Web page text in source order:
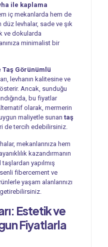
ile kaplama
iç mekanlarda hem de
levhalar, sade ve şık
ve dokularda
minimalist bir
Taş Görünümlü
levhanın kalitesine ve
Ancak, sunduğu
bu fiyatlar
olarak, mermerin
maliyetle sunan taş
de tercih edebilirsiniz.
mekanlarınıza hem
kazandırmanın
yapılmış
fibercement ve
yaşam alanlarınızı
Estetik ve
Fiyatlarla